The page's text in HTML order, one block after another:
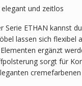
und zeitlos
Serie ETHAN kannst
lassen sich flexibel
ergänzt
sorgt für
cremefarbenen